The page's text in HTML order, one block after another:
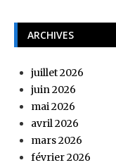
ARCHIVES
juillet 2026
juin 2026
mai 2026
avril 2026
mars 2026
février 2026